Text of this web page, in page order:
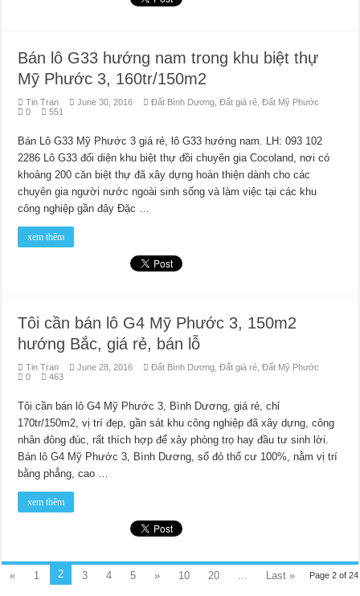
Bán lô G33 hướng nam trong khu biệt thự
Mỹ Phước 3, 160tr/150m2
Tin Tran June 30, 2016 Đất Bình Dương ,Đất giá rẻ ,Đất Mỹ Phước
0
551
Bán Lô G33 Mỹ Phước 3 giá rẻ, lô G33 hướng nam. LH: 093 102
2286 Lô G33 đối diện khu biệt thự đồi chuyên gia Cocoland, nơi có
khoảng 200 căn biệt thự đã xây dựng hoàn thiện dành cho các
chuyên gia người nước ngoài sinh sống và làm việc tại các khu
công nghiệp gần đây Đặc …
xem thêm
Tôi cần bán lô G4 Mỹ Phước 3, 150m2
hướng Bắc, giá rẻ, bán lỗ
Tin Tran June 28, 2016 Đất Bình Dương ,Đất giá rẻ ,Đất Mỹ Phước
0
463
Tôi cần bán lô G4 Mỹ Phước 3, Bình Dương, giá rẻ, chỉ
170tr/150m2, vị trí đẹp, gần sát khu công nghiệp đã xây dựng, công
nhân đông đúc, rất thích hợp để xây phòng trọ hay đầu tư sinh lời.
Bán lô G4 Mỹ Phước 3, Bình Dương, sổ đỏ thổ cư 100%, nằm vị trí
bằng phẳng, cao …
xem thêm
Page 2 of 24
« 1 2 3 4 5 » 10 20 ... Last »